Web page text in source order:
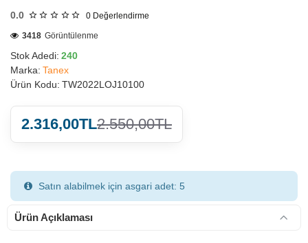
0.0 0 Değerlendirme
Stok Adedi: 240
Marka: Tanex
Ürün Kodu: TW2022LOJ10100
3418 Görüntülenme
2.316,00TL2.550,00TL
Satın alabilmek için asgari adet: 5
Ürün Açıklaması